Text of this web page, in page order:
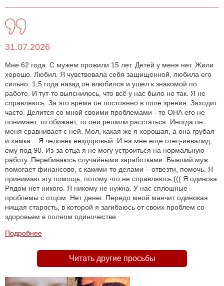
31.07.2026
Мне 62 года. С мужем прожили 15 лет. Детей у меня нет. Жили
хорошо. Любил. Я чувствовала себя защищенной, любила его
сильно. 1,5 года назад он влюбился и ушел к знакомой по
работе. И тут-то выяснилось, что всё у нас было не так. Я не
справляюсь. За это время он постоянно в поле зрения. Заходит
часто. Делится со мной своими проблемами - то ОНА его не
понимает, то обижает, то они решили расстаться. Иногда он
меня сравнивает с ней. Мол, какая же я хорошая, а она грубая
и хамка... Я человек нездоровый. И на мне еще отец-инвалид,
ему под 90. Из-за отца я не могу устроиться на нормальную
работу. Перебиваюсь случайными заработками. Бывший муж
помогает финансово, с какими-то делами – отвезти, помочь. Я
принимаю эту помощь, потому что не справляюсь.((( Я одинока.
Рядом нет никого. Я никому не нужна. У нас сплошные
проблемы с отцом. Нет денег. Передо мной маячит одинокая
нищая старость, в которой я загибаюсь от своих проблем со
здоровьем в полном одиночестве.
Подробнее
Читать другие просьбы